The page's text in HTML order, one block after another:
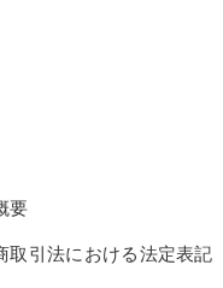
要
取引法における法定表記